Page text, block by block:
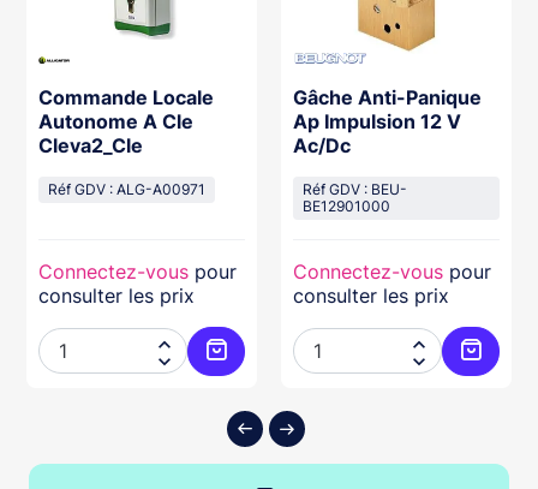
au panier
Commande Locale
Autonome A Cle
Cleva2_Cle
Réf GDV : ALG-A00971
Connectez-vous pour
consulter les prix


Ajouter au panier
Gâche Anti-Panique
Ap Impulsion 12 V
Ac/Dc
Réf GDV : BEU-
BE12901000
Connectez-vous pour
consulter les prix

